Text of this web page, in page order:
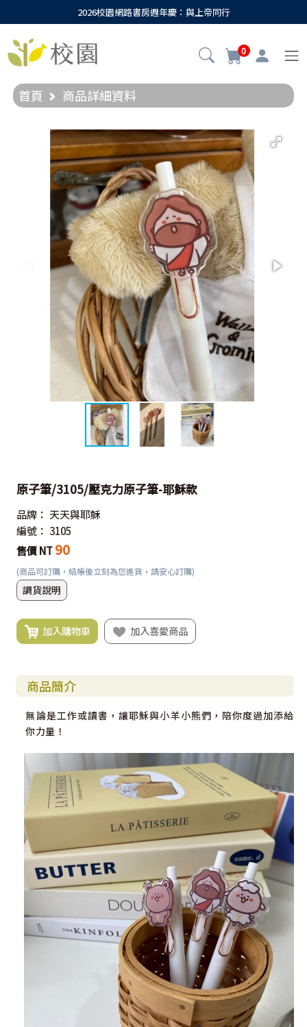
2026校園網路書房週年慶：與上帝同行
0
首頁 商品詳細資料
原子筆/3105/壓克力原子筆-耶穌款
品牌： 天天與耶穌
編號： 3105
售價 NT 90
(商品可訂購，結帳後立刻為您進貨，請安心訂購)
調貨說明
加入購物車 加入喜愛商品
商品簡介
無論是工作或讀書，讓耶穌與小羊小熊們，陪你度過加添給
你力量！